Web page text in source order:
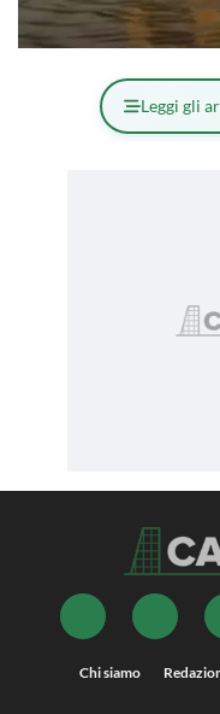
Leggi gli
Chi siamo